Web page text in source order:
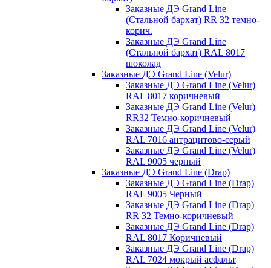
Заказные ДЭ Grand Line
(Стальной бархат) RR 32 темно-
корич.
Заказные ДЭ Grand Line
(Стальной бархат) RAL 8017
шоколад
Заказные ДЭ Grand Line (Velur)
Заказные ДЭ Grand Line (Velur)
RAL 8017 коричневый
Заказные ДЭ Grand Line (Velur)
RR32 Темно-коричневый
Заказные ДЭ Grand Line (Velur)
RAL 7016 антрацитово-серый
Заказные ДЭ Grand Line (Velur)
RAL 9005 черный
Заказные ДЭ Grand Line (Drap)
Заказные ДЭ Grand Line (Drap)
RAL 9005 Черный
Заказные ДЭ Grand Line (Drap)
RR 32 Темно-коричневый
Заказные ДЭ Grand Line (Drap)
RAL 8017 Коричневый
Заказные ДЭ Grand Line (Drap)
RAL 7024 мокрый асфальт